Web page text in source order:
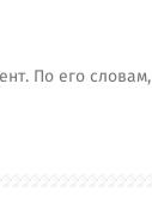
По его словам,